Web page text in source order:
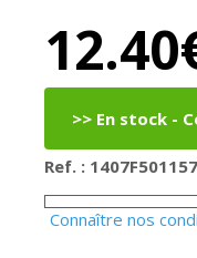
Ref. :
Connaître nos